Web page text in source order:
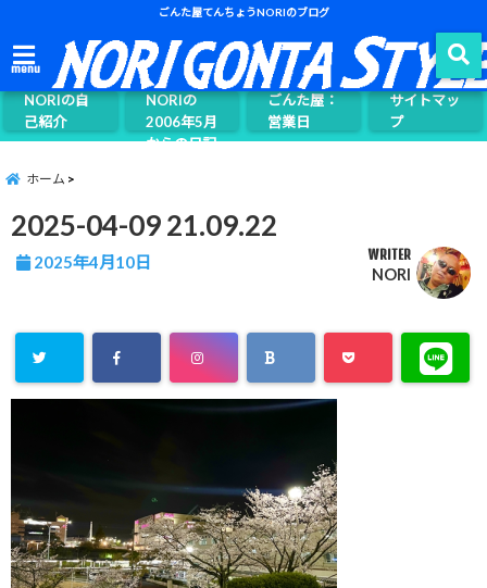
ごんた屋てんちょうNORIのブログ
menu
NORIの自
己紹介
ごんた屋て
んちょう
NORIの
2006年5月
からの日記
ごんた屋：
営業日
サイトマッ
プ
ホーム
2025-04-09 21.09.22
2025年4月10日 WRITER
NORI